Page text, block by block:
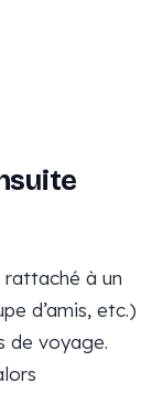
à un
d’amis, etc.)
de voyage.